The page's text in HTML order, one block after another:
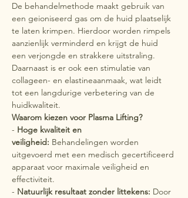
De behandelmethode maakt gebruik van
een geioniseerd gas om de huid plaatselijk
te laten krimpen. Hierdoor worden rimpels
aanzienlijk verminderd en krijgt de huid
een verjongde en strakkere uitstraling.
Daarnaast is er ook een stimulatie van
collageen- en elastineaanmaak, wat leidt
tot een langdurige verbetering van de
huidkwaliteit.
Waarom kiezen voor Plasma Lifting?
- Hoge kwaliteit en
veiligheid: Behandelingen worden
uitgevoerd met een medisch gecertificeerd
apparaat voor maximale veiligheid en
effectiviteit.
- Natuurlijk resultaat zonder littekens: Door